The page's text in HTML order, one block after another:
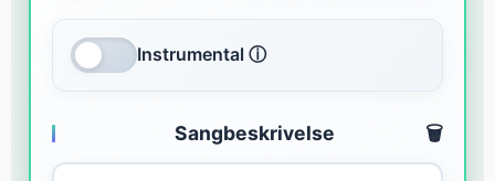
Instrumental ⓘ
Sangbeskrivelse 🗑️